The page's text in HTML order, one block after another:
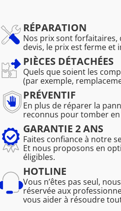
RÉPARATION
Nos prix sont
devis, le prix est ferme et
PIÈCES DÉTACHÉES
Quels que soient les
(par exemple,
PRÉVENTIF
En plus de réparer la
reconnus pour tomber
GARANTIE 2 ANS
Faites confiance à notre
Et nous proposons en
éligibles.
HOTLINE
Vous n’êtes pas seul,
réservée aux
vous aider à résoudre